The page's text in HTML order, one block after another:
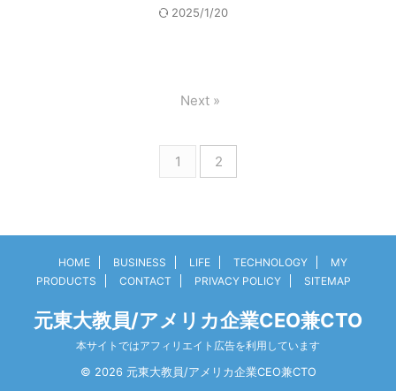
2025/1/20
1 2
Next »
HOME BUSINESS LIFE TECHNOLOGY
MY
PRODUCTS
CONTACT PRIVACY POLICY SITEMAP
元東大教員/アメリカ企業CEO兼CTO
本サイトではアフィリエイト広告を利用しています
© 2026 元東大教員/アメリカ企業CEO兼CTO